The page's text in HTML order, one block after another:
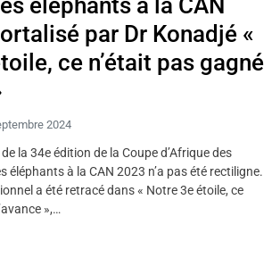
éléphants à la CAN
par Dr Konadjé «
ce n’était pas gagné
2024
la 34e édition de la Coupe d’Afrique des
éléphants à la CAN 2023 n’a pas été rectiligne.
a été retracé dans « Notre 3e étoile, ce
»,…